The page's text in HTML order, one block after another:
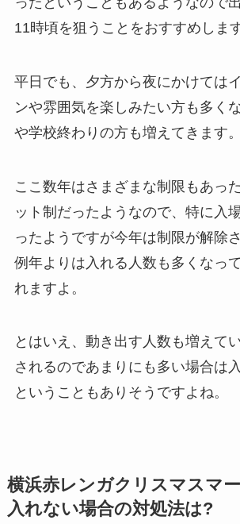
11時頃を狙うことをおすすめします
平日でも、夕方から夜にかけては
ンや雰囲気を楽しみたい方も多く
や学校終わりの方も増えてきます。
ここ数年はさまざまな制限もあっ
ット制だったようなので、特に入
ったようですが今年は制限が解除
例年よりは入れる人数も多くなっ
れますよ。
とはいえ、動き出す人数も増えて
されるのであまりにも多い場合は
ということもありそうですよね。
横浜赤レンガクリスマスマ
入れない場合の対処法は?